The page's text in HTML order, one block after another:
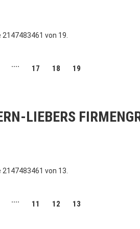
2147483461 von 19.
.... 17 18 19
LIEBERS
2147483461 von 13.
.... 11 12 13